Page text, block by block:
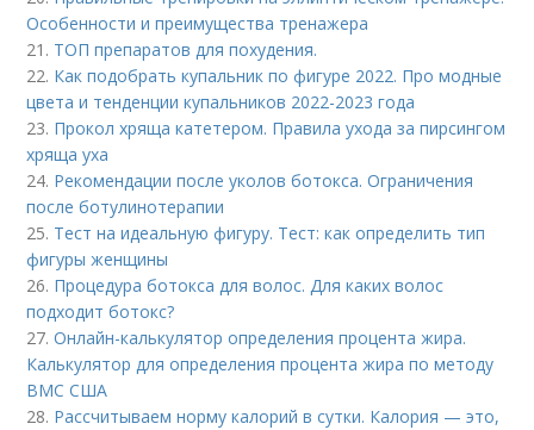
Особенности и преимущества тренажера
21. ТОП препаратов для похудения.
22. Как подобрать купальник по фигуре 2022. Про модные
цвета и тенденции купальников 2022-2023 года
23. Прокол хряща катетером. Правила ухода за пирсингом
хряща уха
24. Рекомендации после уколов ботокса. Ограничения
после ботулинотерапии
25. Тест на идеальную фигуру. Тест: как определить тип
фигуры женщины
26. Процедура ботокса для волос. Для каких волос
подходит ботокс?
27.Онлайн-калькулятор определения процента жира.
Калькулятор для определения процента жира по методу
ВМС США
28. Рассчитываем норму калорий в сутки. Калория — это,